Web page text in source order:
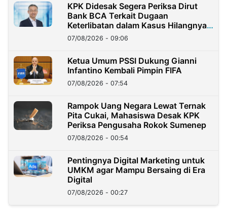
KPK Didesak Segera Periksa Dirut
Bank BCA Terkait Dugaan
Keterlibatan dalam Kasus Hilangnya
Dana Nasabah Rp2,58 Miliar
07/08/2026 - 09:06
Ketua Umum PSSI Dukung Gianni
Infantino Kembali Pimpin FIFA
07/08/2026 - 07:54
Rampok Uang Negara Lewat Ternak
Pita Cukai, Mahasiswa Desak KPK
Periksa Pengusaha Rokok Sumenep
07/08/2026 - 00:54
Pentingnya Digital Marketing untuk
UMKM agar Mampu Bersaing di Era
Digital
07/08/2026 - 00:27